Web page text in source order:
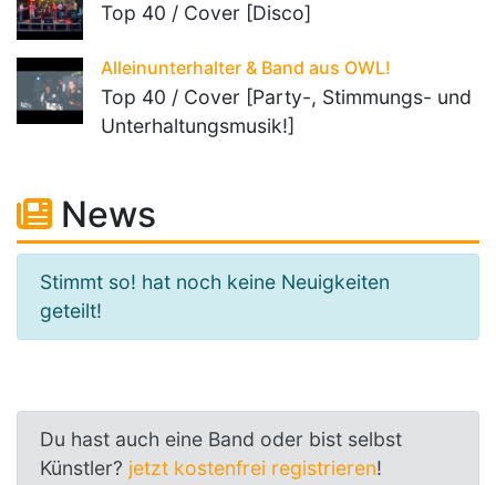
Top 40 / Cover [Disco]
Alleinunterhalter & Band aus OWL!
Top 40 / Cover [Party-, Stimmungs- und
Unterhaltungsmusik!]
News
Stimmt so! hat noch keine Neuigkeiten
geteilt!
Du hast auch eine Band oder bist selbst
Künstler? jetzt kostenfrei registrieren!